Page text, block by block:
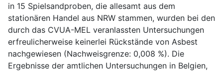
in 15 Spielsandproben, die allesamt aus dem
stationären Handel aus NRW stammen, wurden bei den
durch das CVUA-MEL veranlassten Untersuchungen
erfreulicherweise keinerlei Rückstände von Asbest
nachgewiesen (Nachweisgrenze: 0,008 %). Die
Ergebnisse der amtlichen Untersuchungen in Belgien,